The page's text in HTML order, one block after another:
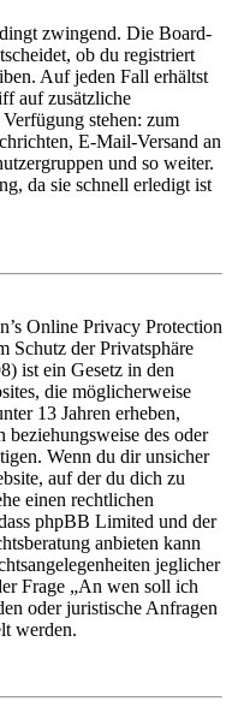
zwingend. Die Board-
ob du registriert
Auf jeden Fall erhältst
auf zusätzliche
stehen: zum
E-Mail-Versand an
und so weiter.
da sie schnell erledigt ist
Online Privacy Protection
Schutz der Privatsphäre
ist ein Gesetz in den
die möglicherweise
13 Jahren erheben,
des oder
Wenn du dir unsicher
auf der du dich zu
einen rechtlichen
phpBB Limited und der
anbieten kann
jeglicher
Frage „An wen soll ich
oder juristische Anfragen
werden.